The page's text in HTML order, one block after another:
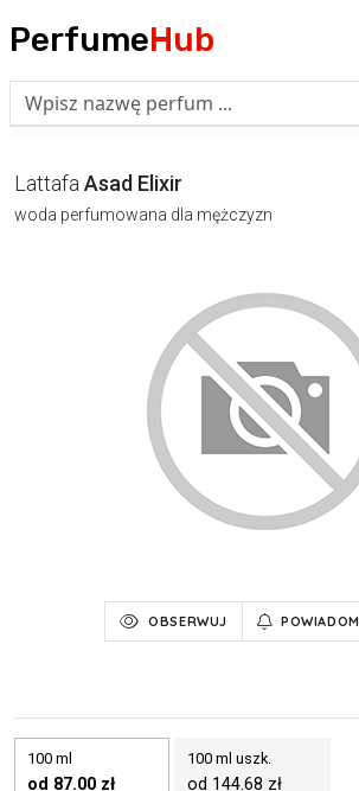
PerfumeHub
Lattafa Asad Elixir
woda perfumowana dla mężczyzn
OBSERWUJ POWIADOM
100 ml
od 87.00 zł
100 ml uszk.
od 144.68 zł